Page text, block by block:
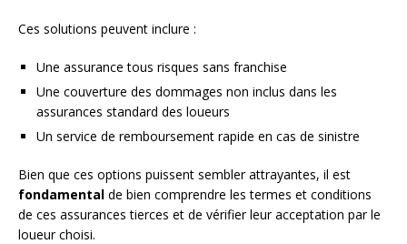
Ces solutions peuvent inclure :
Une assurance tous risques sans franchise
Une couverture des dommages non inclus dans les
assurances standard des loueurs
Un service de remboursement rapide en cas de sinistre
Bien que ces options puissent sembler attrayantes, il est
fondamental de bien comprendre les termes et conditions
de ces assurances tierces et de vérifier leur acceptation par le
loueur choisi.